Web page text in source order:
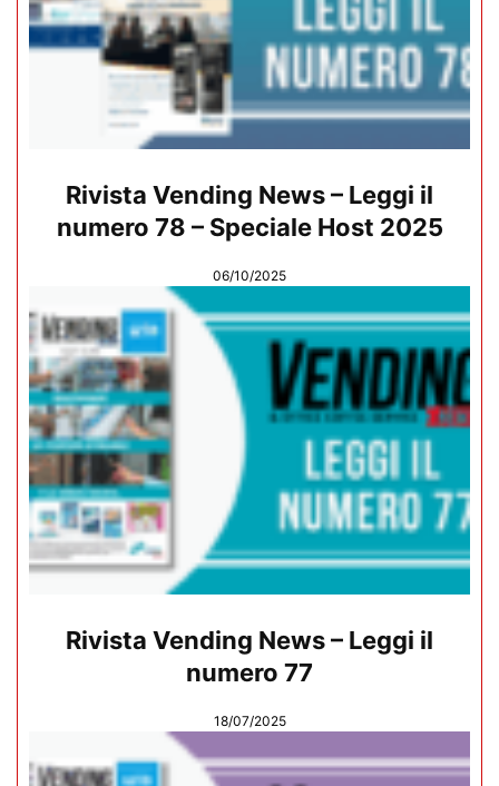
Rivista Vending News – Leggi il
numero 78 – Speciale Host 2025
06/10/2025
Rivista Vending News – Leggi il
numero 77
18/07/2025